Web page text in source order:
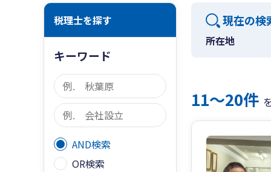
税理士を探す
キーワード
AND検索
OR検索
現在の検
所在地
11〜20件